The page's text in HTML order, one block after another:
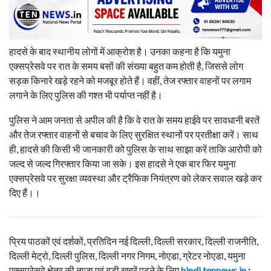
हादसे के बाद स्थानीय लोगों में आक्रोश है। उनका कहना है कि यमुना
एक्सप्रेसवे पर रात के समय बसों की संख्या बहुत कम होती है, जिससे लोग
सड़क किनारे खड़े रहने को मजबूर होते हैं। वहीं, तेज रफ्तार वाहनों पर लगाम
लगाने के लिए पुलिस की गश्त भी पर्याप्त नहीं है।
पुलिस ने आम जनता से अपील की है कि वे रात के समय हाईवे पर सावधानी बरतें
और तेज रफ्तार वाहनों से बचाव के लिए सुरक्षित स्थानों पर प्रतीक्षा करें। साथ
ही, हादसे की किसी भी जानकारी को पुलिस के साथ साझा करें ताकि आरोपी को
जल्द से जल्द गिरफ्तार किया जा सके। इस हादसे ने एक बार फिर यमुना
एक्सप्रेसवे पर सुरक्षा व्यवस्था और ट्रैफिक नियंत्रण को लेकर सवाल खड़े कर
दिए हैं।।
प्रिय पाठकों एवं दर्शकों, प्रतिदिन नई दिल्ली, दिल्ली सरकार, दिल्ली राजनीति,
दिल्ली मेट्रो, दिल्ली पुलिस, दिल्ली नगर निगम, नोएडा, ग्रेटर नोएडा, यमुना